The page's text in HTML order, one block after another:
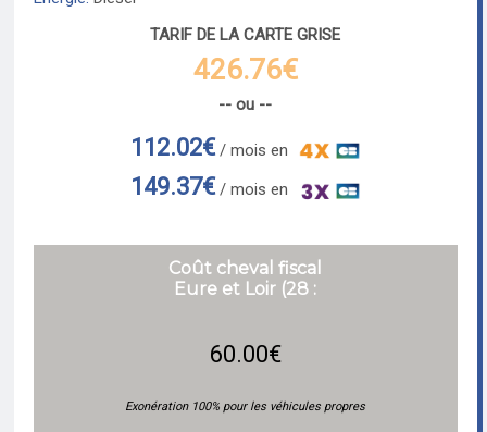
TARIF DE LA CARTE GRISE
426.76€
-- ou --
112.02€/ mois en
149.37€/ mois en
Coût cheval fiscal
Eure et Loir (28 :
60.00€
Exonération 100% pour les véhicules propres